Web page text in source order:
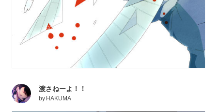
渡さねーよ！！
by HAKUMA